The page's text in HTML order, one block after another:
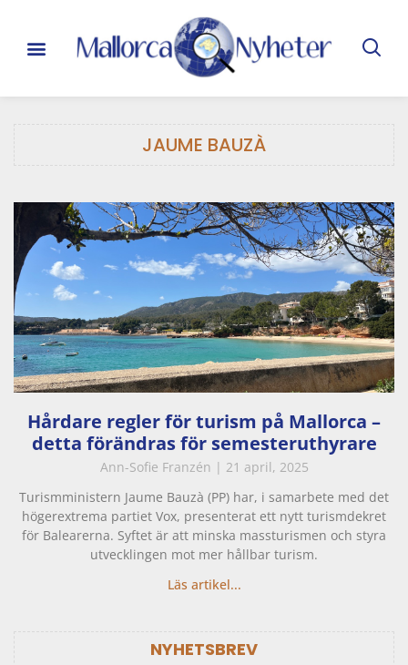
JAUME BAUZÀ
Hårdare regler för turism på Mallorca –
detta förändras för semesteruthyrare
Ann-Sofie Franzén
21 april, 2025
Turismministern Jaume Bauzà (PP) har, i samarbete med det
högerextrema partiet Vox, presenterat ett nytt turismdekret
för Balearerna. Syftet är att minska massturismen och styra
utvecklingen mot mer hållbar turism.
Läs artikel...
NYHETSBREV